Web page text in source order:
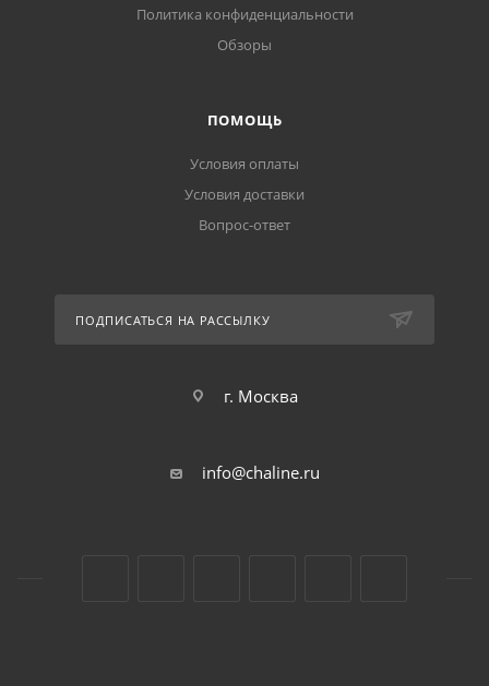
Политика конфиденциальности
Обзоры
ПОМОЩЬ
Условия оплаты
Условия доставки
Вопрос-ответ
ПОДПИСАТЬСЯ НА РАССЫЛКУ
г. Москва
info@chaline.ru